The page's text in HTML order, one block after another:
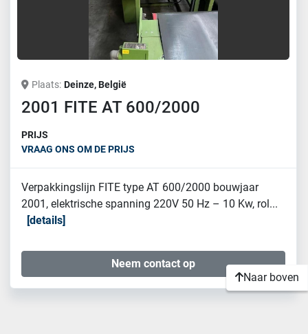
Plaats Deinze, België
2001 FITE AT 600/2000
PRIJS
VRAAG ONS OM DE PRIJS
Verpakkingslijn FITE type AT 600/2000 bouwjaar
2001, elektrische spanning 220V 50 Hz – 10 Kw, rol...
details
Neem contact op
Naar boven